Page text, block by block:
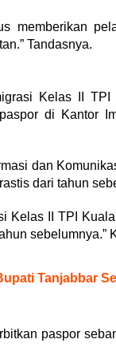
memberikan
Tandasnya.
Kelas II TPI
di Kantor
dan
dari tahun
Kelas II TPI
sebelumnya.”
Tanjabbar
paspor